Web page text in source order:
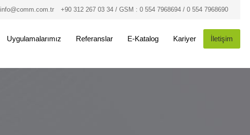
info@comm.com.tr +90 312 267 03 34 / GSM : 0 554 7968694 / 0 554 7968690
Uygulamalarımız Referanslar E-Katalog Kariyer İletişim